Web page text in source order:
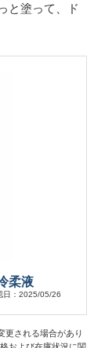
と塗って、ド
柔液
日：2025/05/26
更される場合があり